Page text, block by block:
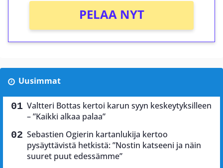
PELAA NYT
Uusimmat
Valtteri Bottas kertoi karun syyn keskeytyksilleen
– ”Kaikki alkaa palaa”
Sebastien Ogierin kartanlukija kertoo
pysäyttävistä hetkistä: ”Nostin katseeni ja näin
suuret puut edessämme”